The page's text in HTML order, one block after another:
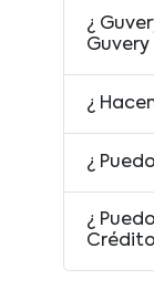
¿
Guvery
¿
¿
¿